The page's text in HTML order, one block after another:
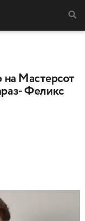
на Мастерсот
Феликс